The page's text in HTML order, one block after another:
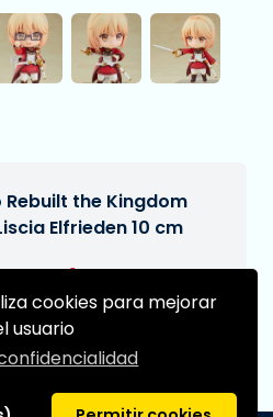
cookies para mejorar
usuario
Rebuilt the Kingdom
Elfrieden 10 cm